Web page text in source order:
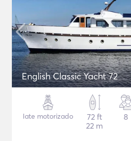
English Classic Yacht 72
Iate motorizado
72 ft
22 m
8